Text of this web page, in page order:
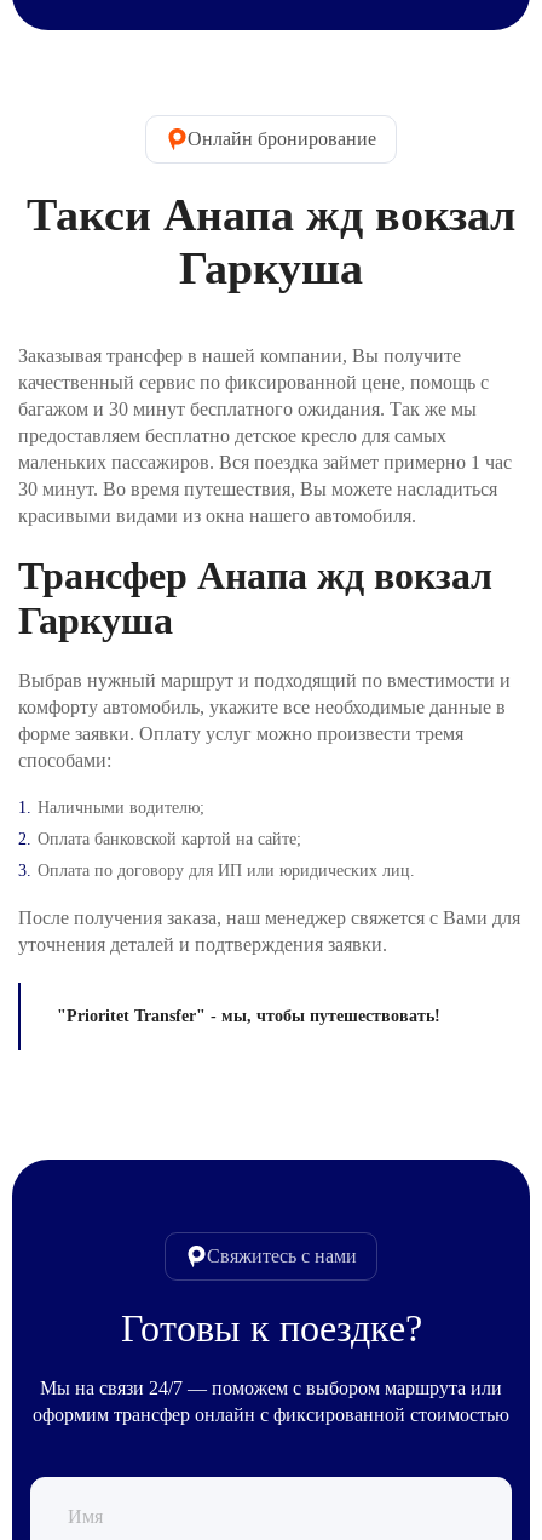
Шаг №2. Укажите общее количество пассажиров.
обязательно их возьмет с собой (одно
детское кресло предоставляется бесплатно). Далее
нужно указать контактные данные пассажира.
табличке при встрече, контактный телефон и Email.
На электронную почту вы получите
подтверждение заказа. Телефон пригодится, если
водитель не сможет найти вас в месте отправления.
Оплата производится через интернет-эквайринг
АО "Т-БАНК" (© 2006–2025, АО «Т-Банк»,
официальный сайт https://www.tbank.ru/business/,
лицензия ЦБ РФ № 2673).
Шаг №4. После получения заявки, наш менеджер
проверит поступление денежных средств и
свяжется с Вами для подверждения заказа и его
Онлайн бронирование
Такси Анапа жд вокзал
Гаркуша
Заказывая трансфер в нашей компании, Вы получите
качественный сервис по фиксированной цене, помощь с
багажом и 30 минут бесплатного ожидания. Так же мы
предоставляем бесплатно детское кресло для самых
маленьких пассажиров. Вся поездка займет примерно 1 час
30 минут. Во время путешествия, Вы можете насладиться
красивыми видами из окна нашего автомобиля.
Трансфер Анапа жд вокзал
Гаркуша
Выбрав нужный маршрут и подходящий по вместимости и
комфорту автомобиль, укажите все необходимые данные в
форме заявки. Оплату услуг можно произвести тремя
способами:
Наличными водителю;
Оплата банковской картой на сайте;
Оплата по договору для ИП или юридических лиц.
После получения заказа, наш менеджер свяжется с Вами для
уточнения деталей и подтверждения заявки.
"Prioritet Transfer" - мы, чтобы путешествовать!
Свяжитесь с нами
Готовы к поездке?
Мы на связи 24/7 — поможем с выбором маршрута или
оформим трансфер онлайн с фиксированной стоимостью